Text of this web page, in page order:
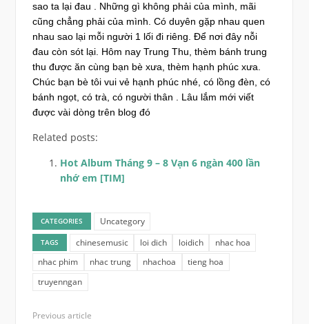
sao ta lại đau . Những gì không phải của mình, mãi
cũng chẳng phải của mình. Có duyên gặp nhau quen
nhau sao lại mỗi người 1 lối đi riêng. Để nơi đây nỗi
đau còn sót lại. Hôm nay Trung Thu, thèm bánh trung
thu được ăn cùng bạn bè xưa, thèm hạnh phúc xưa.
Chúc bạn bè tôi vui vẻ hạnh phúc nhé, có lồng đèn, có
bánh ngọt, có trà, có người thân . Lâu lắm mới viết
được vài dòng trên blog đó
Related posts:
Hot Album Tháng 9 – 8 Vạn 6 ngàn 400 lần
nhớ em [TIM]
CATEGORIES Uncategory
TAGS chinesemusic loi dich loidich
nhac hoa
nhac phim
nhac trung nhachoa
tieng hoa
truyenngan
Previous article